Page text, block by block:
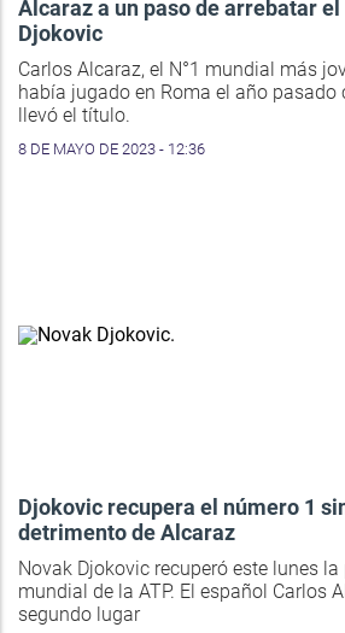
Alcaraz a un paso de arrebatar el
Djokovic
Carlos Alcaraz, el N°1 mundial más
había jugado en Roma el año pasado
llevó el título.
8 DE MAYO DE 2023 - 12:36
Djokovic recupera el número 1
detrimento de Alcaraz
Novak Djokovic recuperó este lunes
mundial de la ATP. El español Carlos
segundo lugar